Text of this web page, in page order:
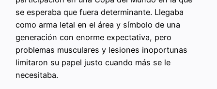
se esperaba que fuera determinante. Llegaba
como arma letal en el área y símbolo de una
generación con enorme expectativa, pero
problemas musculares y lesiones inoportunas
limitaron su papel justo cuando más se le
necesitaba.